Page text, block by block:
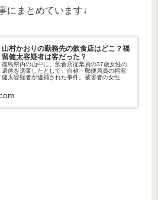
にまとめています↓
山村かおりの勤務先の飲食店はどこ？福
留健太容疑者は客だった？
徳島県内の山中に、飲食店従業員の37歳女性の
遺体を遺棄したとして、自称・郵便局員の福留
健太容疑者が逮捕された事件。被害者の女性
がどこなのかについて調べました...